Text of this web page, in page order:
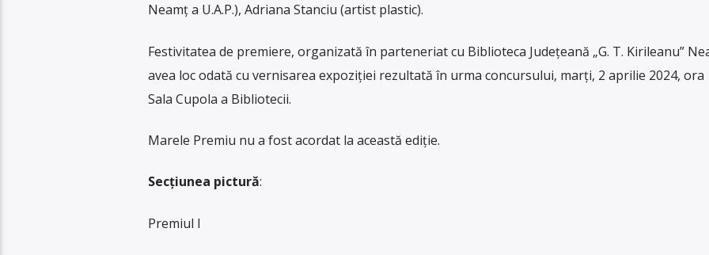
Neamț a U.A.P.), Adriana Stanciu (artist plastic).
Festivitatea de premiere, organizată în parteneriat cu Biblioteca Județeană „G. T. Kirileanu”
avea loc odată cu vernisarea expoziţiei rezultată în urma concursului, marți, 2 aprilie 2024, ora
Sala Cupola a Bibliotecii.
Marele Premiu nu a fost acordat la această ediție.
Secțiunea pictură:
Premiul I